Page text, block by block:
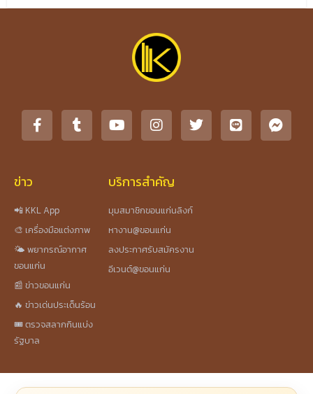
ข่าว
📲 KKL App
🎨 เครื่องมือแต่งภาพ
🌤️ พยากรณ์อากาศ
ขอนแก่น
📰 ข่าวขอนแก่น
🔥 ข่าวเด่นประเด็นร้อน
🎟️ ตรวจสลากกินแบ่ง
รัฐบาล
บริการสำคัญ
มุมสมาชิกขอนแก่นลิงก์
หางาน@ขอนแก่น
ลงประกาศรับสมัครงาน
อีเวนต์@ขอนแก่น